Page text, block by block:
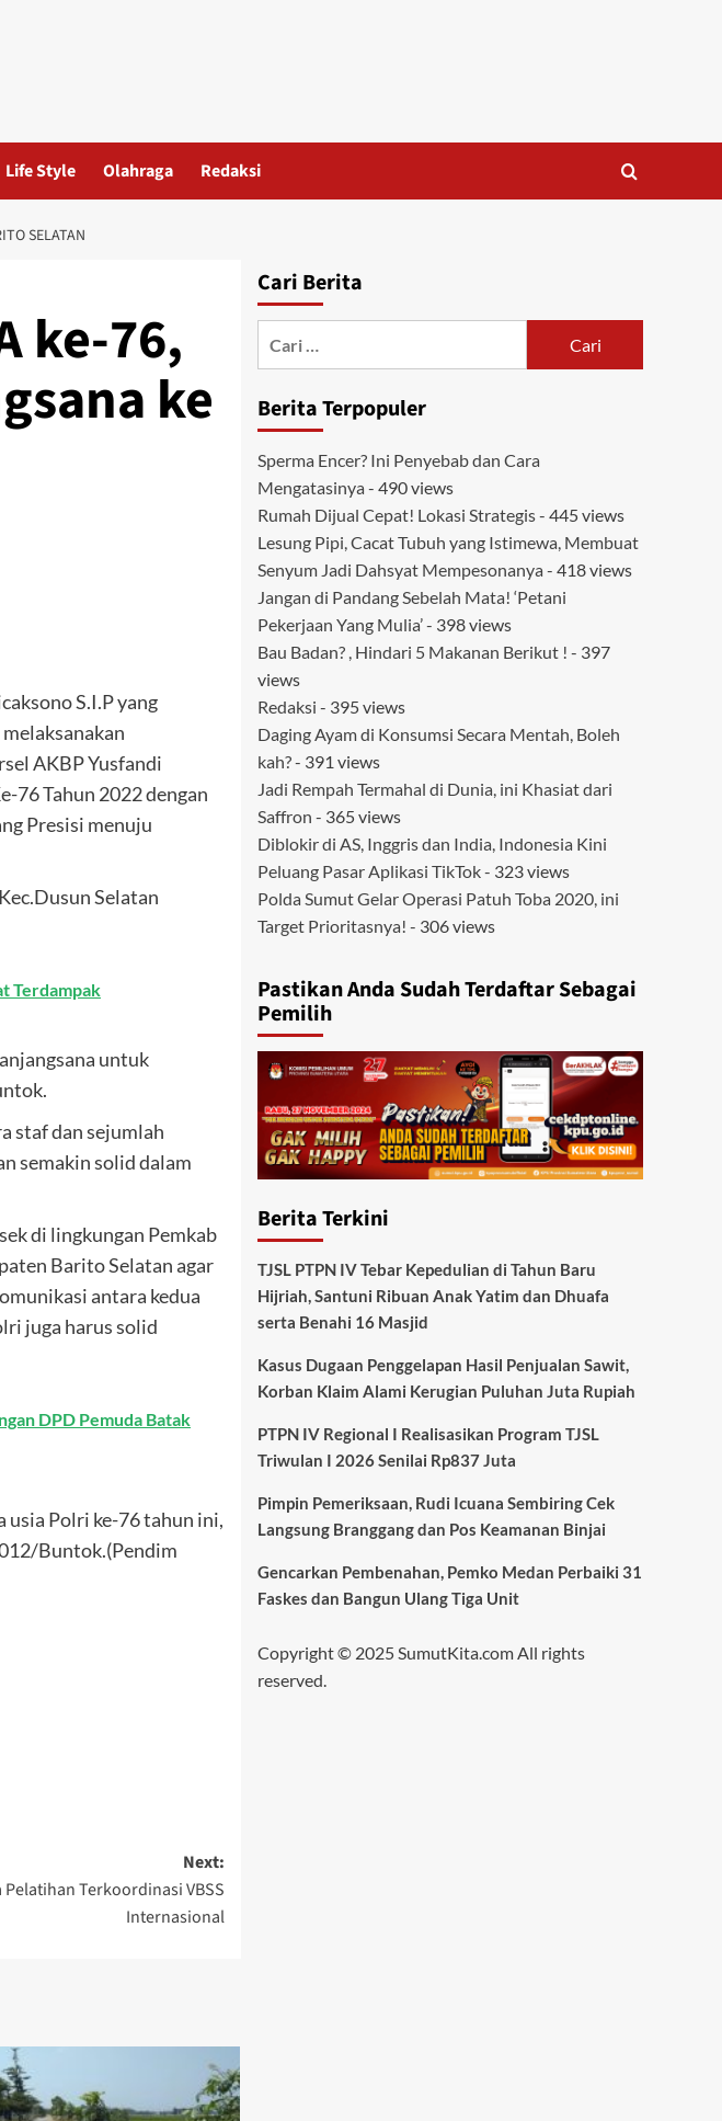
Life Style Olahraga Redaksi
SELATAN
ke-76,
ke
S.I.P yang
AKBP Yusfandi
76 Tahun 2022 dengan
Presisi menuju
Selatan
Terdampak
untuk
staf dan sejumlah
semakin solid dalam
di lingkungan Pemkab
Barito Selatan agar
antara kedua
juga harus solid
DPD Pemuda Batak
usia Polri ke-76 tahun ini,
Buntok.(Pendim
Next:
Terkoordinasi VBSS
Internasional
Cari Berita
Berita Terpopuler
Sperma Encer? Ini Penyebab dan Cara
Mengatasinya - 490 views
Rumah Dijual Cepat! Lokasi Strategis- 445 views
Lesung Pipi, Cacat Tubuh yang Istimewa, Membuat
Senyum Jadi Dahsyat Mempesonanya - 418 views
Jangan di Pandang Sebelah Mata! ‘Petani
Pekerjaan Yang Mulia’- 398 views
Bau Badan? , Hindari 5 Makanan Berikut ! - 397
views
Redaksi - 395 views
Daging Ayam di Konsumsi Secara Mentah, Boleh
kah?- 391 views
Jadi Rempah Termahal di Dunia, ini Khasiat dari
Saffron - 365 views
Diblokir di AS, Inggris dan India, Indonesia Kini
Peluang Pasar Aplikasi TikTok- 323 views
Polda Sumut Gelar Operasi Patuh Toba 2020, ini
Target Prioritasnya! - 306 views
Pastikan Anda Sudah Terdaftar Sebagai
Pemilih
Berita Terkini
TJSL PTPN IV Tebar Kepedulian di Tahun Baru
Hijriah, Santuni Ribuan Anak Yatim dan Dhuafa
serta Benahi 16 Masjid
Kasus Dugaan Penggelapan Hasil Penjualan Sawit,
Korban Klaim Alami Kerugian Puluhan Juta Rupiah
PTPN IV Regional I Realisasikan Program TJSL
Triwulan I 2026 Senilai Rp837 Juta
Pimpin Pemeriksaan, Rudi Icuana Sembiring Cek
Langsung Branggang dan Pos Keamanan Binjai
Gencarkan Pembenahan, Pemko Medan Perbaiki 31
Faskes dan Bangun Ulang Tiga Unit
Copyright © 2025 SumutKita.com All rights
reserved.